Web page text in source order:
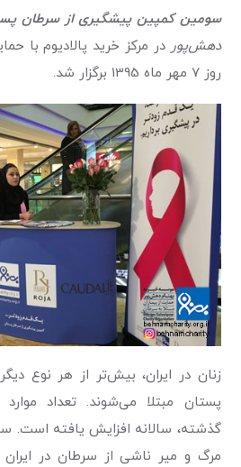
سومین کمپین پیشگیری از سرطان
دهش‌پور در مرکز خرید پالادیوم با
روز 7 مهر ماه 1395 برگزار شد.
زنان در ايران، بيش‌تر از هر نوع
پستان مبتلا می‌شوند. تعداد
گذشته، سالانه افزایش یافته است.
مرگ و مير ناشی از سرطان در